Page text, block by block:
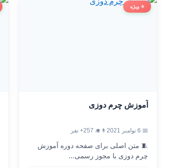
⭐ ویژه
آموزش چرم دوزی
📅 6 نوامبر 2021 👨‍🎓 257+ نفر
🧵 متن اصلی برای صفحه دوره آموزش
چرم دوزی با مجوز رسمی...